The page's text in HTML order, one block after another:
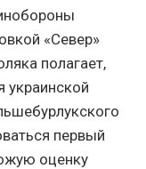
«Север»
полагает,
украинской
первый
оценку